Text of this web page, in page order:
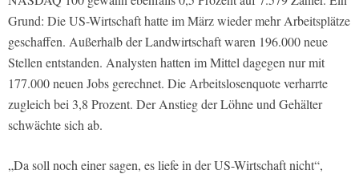
Grund: Die US-Wirtschaft hatte im März wieder mehr Arbeitsplätze
geschaffen. Außerhalb der Landwirtschaft waren 196.000 neue
Stellen entstanden. Analysten hatten im Mittel dagegen nur mit
177.000 neuen Jobs gerechnet. Die Arbeitslosenquote verharrte
zugleich bei 3,8 Prozent. Der Anstieg der Löhne und Gehälter
schwächte sich ab.
„Da soll noch einer sagen, es liefe in der US-Wirtschaft nicht“,